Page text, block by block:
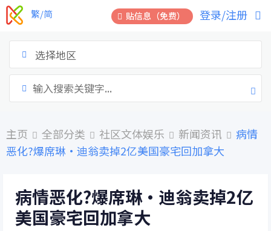
跳
到
贴信息（免费） 登录/注册
繁/简
选择地区
主页 全部分类 社区文体娱乐 新闻资讯
病情
恶化?爆席琳·迪翁卖掉2亿美国豪宅回加拿大
病情恶化?爆席琳·迪翁卖掉2亿
美国豪宅回加拿大